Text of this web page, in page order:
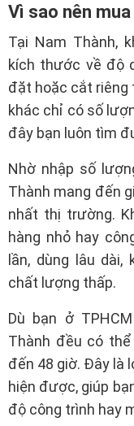
Vì sao nên
Tại Nam Thành,
kích thước về độ
đặt hoặc cắt riêng
khác chỉ có số
đây bạn luôn tìm
Nhờ nhập số
Thành mang đến
nhất thị trường.
hàng nhỏ hay
lần, dùng lâu
chất lượng thấp.
Dù bạn ở
Thành đều có
đến 48 giờ. Đây là
hiện được, giúp
độ công trình hay